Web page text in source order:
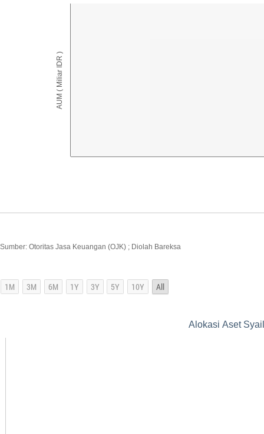
AUM ( Miliar IDR )
Sumber: Otoritas Jasa Keuangan (OJK) ; Diolah Bareksa
Alokasi Aset